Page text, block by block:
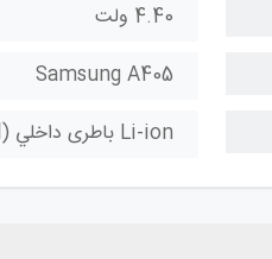
4.40 ولت
Samsung A405
Li-ion باطری داخلي (Internal)